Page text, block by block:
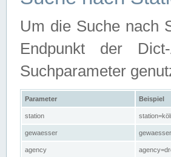
Um die Suche nach
Endpunkt der
Suchparameter
Parameter Beispiel
station
gewaesser
agency